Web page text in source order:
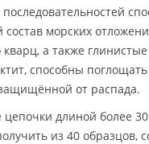
морских
кварц, а также
способны поглощать
от распада.
цепочки длиной более
из 40 образцов,